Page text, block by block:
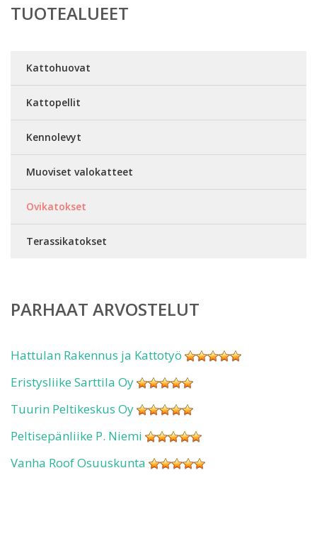
TUOTEALUEET
Kattohuovat
Kattopellit
Kennolevyt
Muoviset valokatteet
Ovikatokset
Terassikatokset
PARHAAT ARVOSTELUT
Hattulan Rakennus ja Kattotyö
Eristysliike Sarttila Oy
Tuurin Peltikeskus Oy
Peltisepänliike P. Niemi
Vanha Roof Osuuskunta